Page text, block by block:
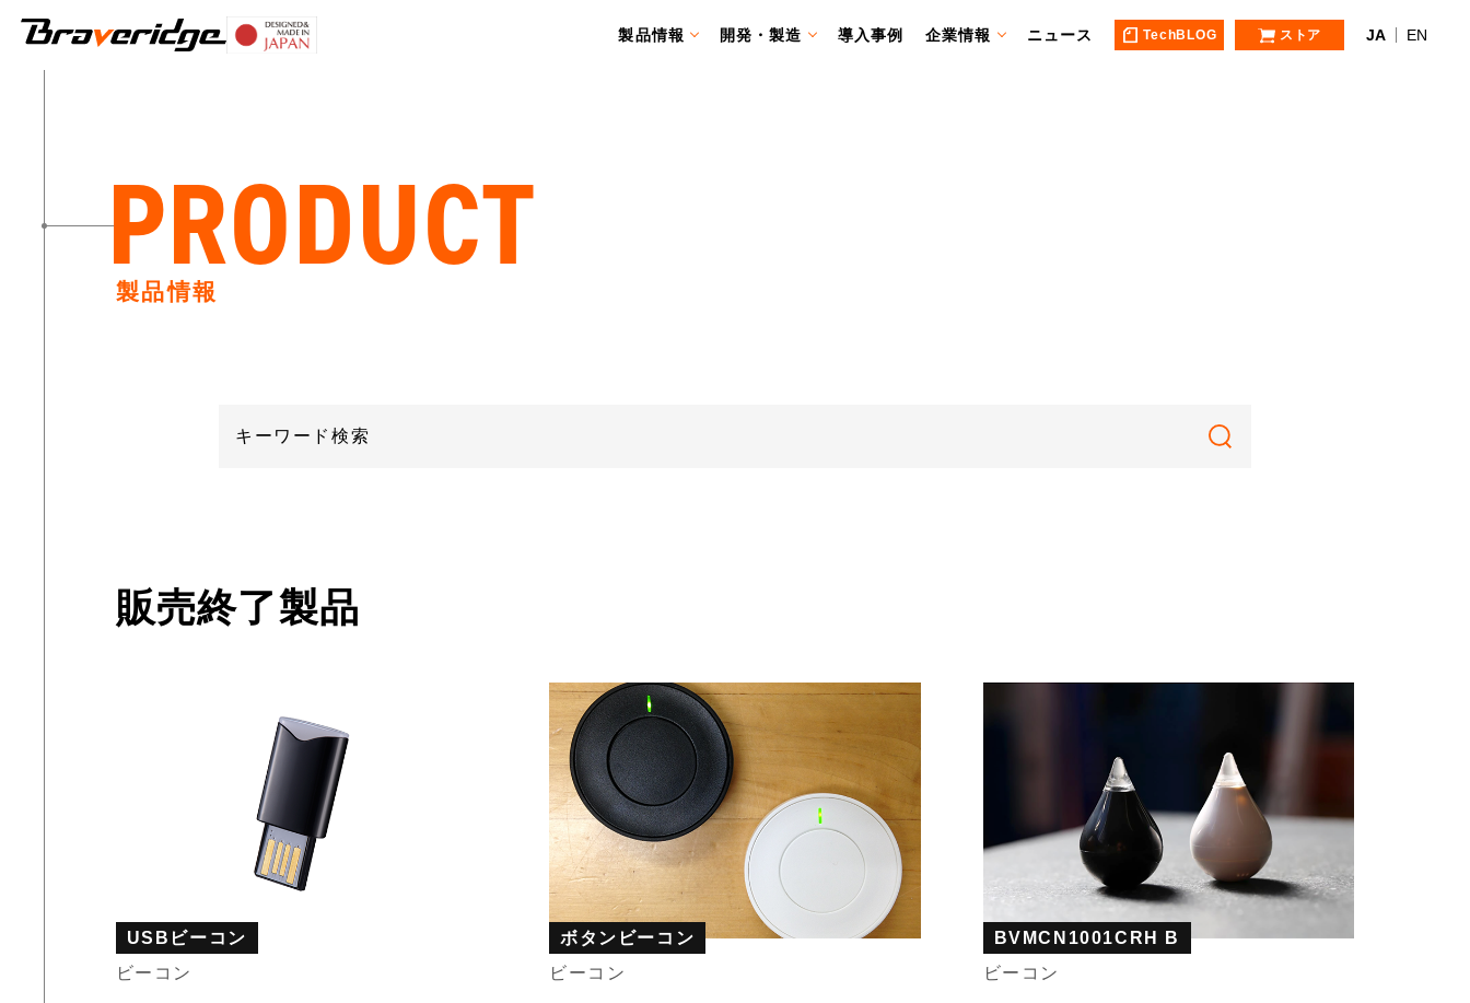
Braveridge
製品情報
開発・製造 導入事例 企業情報 ニュース TechBLOG ストア JA EN
PRODUCT
製品情報
販売終了製品
USBビーコン
ビーコン
ボタンビーコン
ビーコン
BVMCN1001CRH B
ビーコン